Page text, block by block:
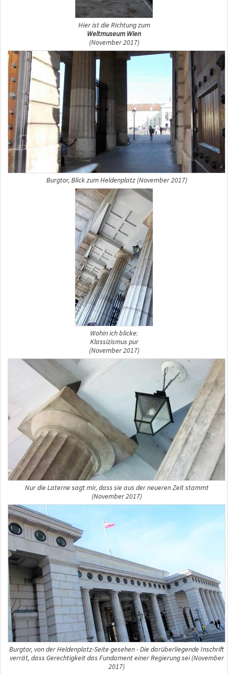
Hier ist die Richtung zum
Weltmuseum Wien
(November 2017)
Burgtor, Blick zum Heldenplatz (November 2017)
Wohin ich blicke:
Klassizismus pur
(November 2017)
Nur die Laterne sagt mir, dass sie aus der neueren Zeit stammt
(November 2017)
Burgtor, von der Heldenplatz-Seite gesehen - Die darüberliegende Inschrift
verrät, dass Gerechtigkeit das Fundament einer Regierung sei (November
2017)